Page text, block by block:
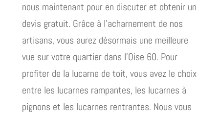
nous maintenant pour en discuter et obtenir un
devis gratuit. Grâce à l’acharnement de nos
artisans, vous aurez désormais une meilleure
vue sur votre quartier dans l’Oise 60. Pour
profiter de la lucarne de toit, vous avez le choix
entre les lucarnes rampantes, les lucarnes à
pignons et les lucarnes rentrantes. Nous vous